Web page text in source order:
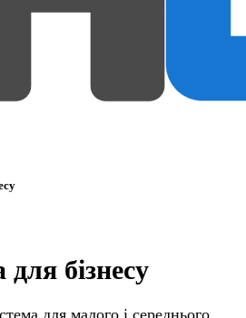
бізнесу
для малого і середнього